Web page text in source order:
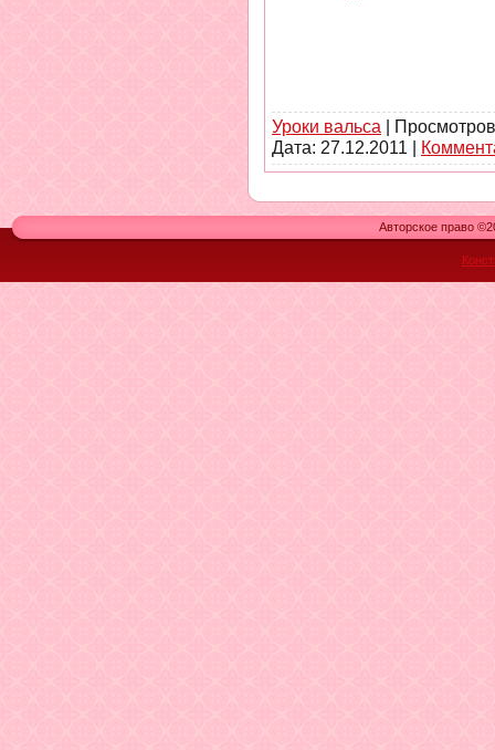
Уроки вальса |
Дата: 27.12.2011 |
Авторское право